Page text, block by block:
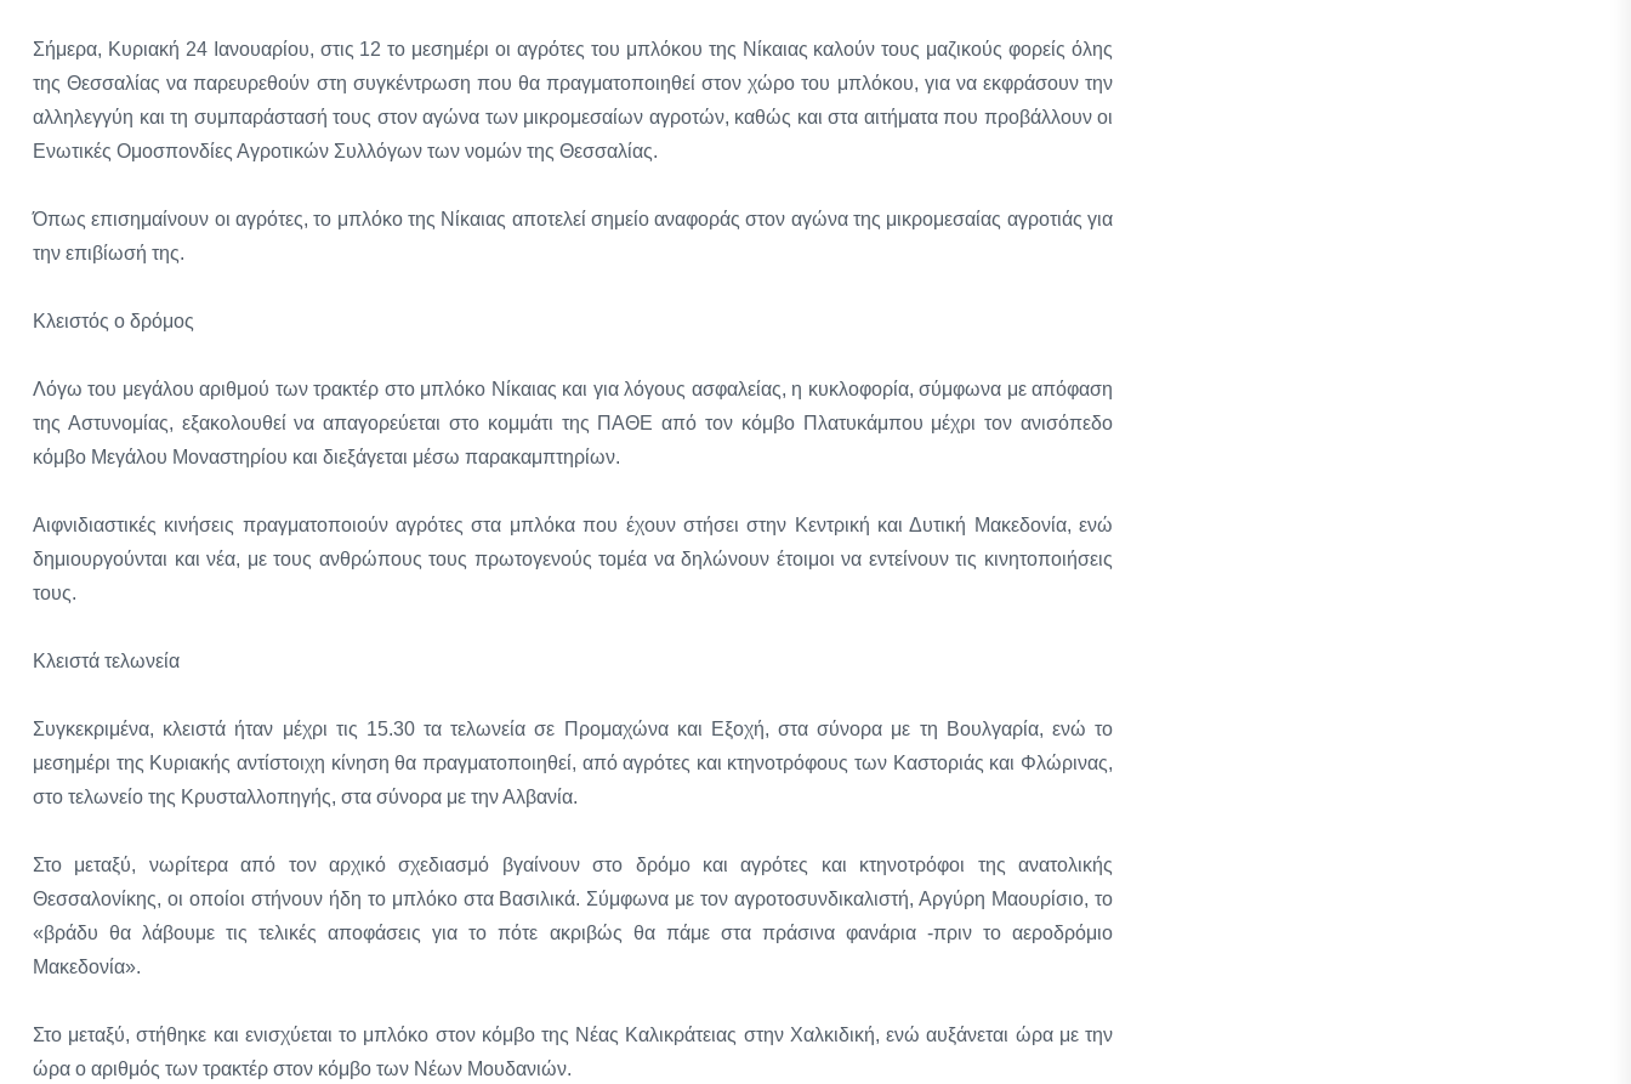
Σήμερα, Κυριακή 24 Ιανουαρίου, στις 12 το μεσημέρι οι αγρότες του μπλόκου της Νίκαιας καλούν τους μαζικούς φορείς όλης
της Θεσσαλίας να παρευρεθούν στη συγκέντρωση που θα πραγματοποιηθεί στον χώρο του μπλόκου, για να εκφράσουν την
αλληλεγγύη και τη συμπαράστασή τους στον αγώνα των μικρομεσαίων αγροτών, καθώς και στα αιτήματα που προβάλλουν οι
Ενωτικές Ομοσπονδίες Αγροτικών Συλλόγων των νομών της Θεσσαλίας.
Όπως επισημαίνουν οι αγρότες, το μπλόκο της Νίκαιας αποτελεί σημείο αναφοράς στον αγώνα της μικρομεσαίας αγροτιάς για
την επιβίωσή της.
Κλειστός ο δρόμος
Λόγω του μεγάλου αριθμού των τρακτέρ στο μπλόκο Νίκαιας και για λόγους ασφαλείας, η κυκλοφορία, σύμφωνα με απόφαση
της Αστυνομίας, εξακολουθεί να απαγορεύεται στο κομμάτι της ΠΑΘΕ από τον κόμβο Πλατυκάμπου μέχρι τον ανισόπεδο
κόμβο Μεγάλου Μοναστηρίου και διεξάγεται μέσω παρακαμπτηρίων.
Αιφνιδιαστικές κινήσεις πραγματοποιούν αγρότες στα μπλόκα που έχουν στήσει στην Κεντρική και Δυτική Μακεδονία, ενώ
δημιουργούνται και νέα, με τους ανθρώπους τους πρωτογενούς τομέα να δηλώνουν έτοιμοι να εντείνουν τις κινητοποιήσεις
τους.
Κλειστά τελωνεία
Συγκεκριμένα, κλειστά ήταν μέχρι τις 15.30 τα τελωνεία σε Προμαχώνα και Εξοχή, στα σύνορα με τη Βουλγαρία, ενώ το
μεσημέρι της Κυριακής αντίστοιχη κίνηση θα πραγματοποιηθεί, από αγρότες και κτηνοτρόφους των Καστοριάς και Φλώρινας,
στο τελωνείο της Κρυσταλλοπηγής, στα σύνορα με την Αλβανία.
Στο μεταξύ, νωρίτερα από τον αρχικό σχεδιασμό βγαίνουν στο δρόμο και αγρότες και κτηνοτρόφοι της ανατολικής
Θεσσαλονίκης, οι οποίοι στήνουν ήδη το μπλόκο στα Βασιλικά. Σύμφωνα με τον αγροτοσυνδικαλιστή, Αργύρη Μαουρίσιο, το
«βράδυ θα λάβουμε τις τελικές αποφάσεις για το πότε ακριβώς θα πάμε στα πράσινα φανάρια -πριν το αεροδρόμιο
Μακεδονία».
Στο μεταξύ, στήθηκε και ενισχύεται το μπλόκο στον κόμβο της Νέας Καλικράτειας στην Χαλκιδική, ενώ αυξάνεται ώρα με την
ώρα ο αριθμός των τρακτέρ στον κόμβο των Νέων Μουδανιών.